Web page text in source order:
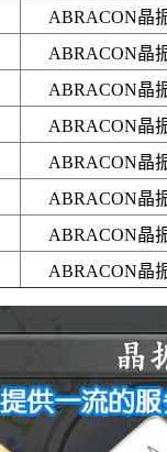
ABRACON晶
ABRACON晶
ABRACON晶
ABRACON晶
ABRACON晶
ABRACON晶
ABRACON晶
ABRACON晶